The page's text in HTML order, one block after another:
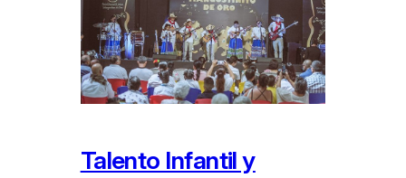
Talento Infantil y